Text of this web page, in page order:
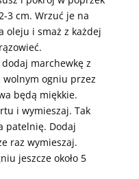
3 cm. Wrzuć je na
oleju i smaż z każdej
marchewkę z
wolnym ogniu przez
będą miękkie.
i wymieszaj. Tak
patelnię. Dodaj
raz wymieszaj.
jeszcze około 5